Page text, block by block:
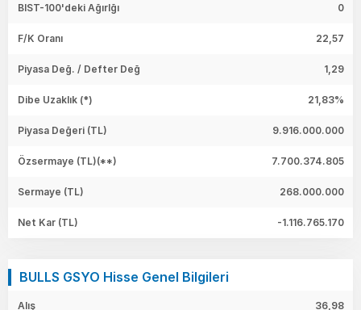
BIST-100'deki Ağırlğı 0
F/K Oranı 22,57
Piyasa Değ. / Defter Değ 1,29
Dibe Uzaklık (*) 21,83%
Piyasa Değeri (TL) 9.916.000.000
Özsermaye (TL)(**) 7.700.374.805
Sermaye (TL) 268.000.000
Net Kar (TL) -1.116.765.170
BULLS GSYO Hisse Genel Bilgileri
Alış 36,98